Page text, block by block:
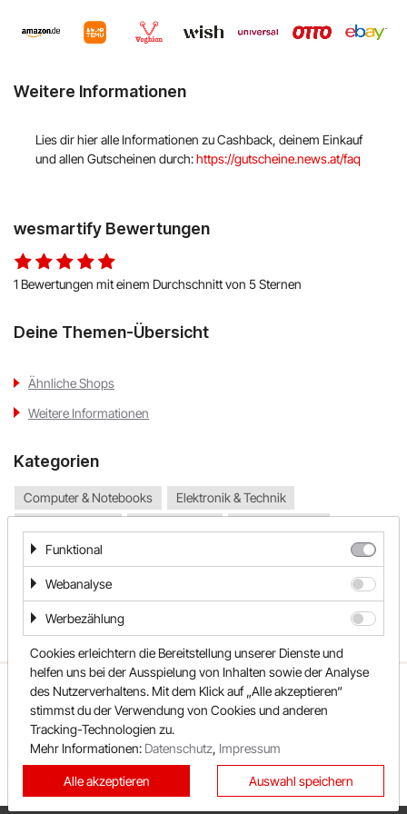
Hello Fresh
BALDUR
Universal
oeticket
HUMANIC
Peek & Cloppenburg
Lounge by Zalando
xxxLutz
BADER
Bosch Hausgeräte
EMP
CAMP DAVID & SOCCX
tink
Weitere Informationen
Lies dir hier alle Informationen zu Cashback, deinem Einkauf
und allen Gutscheinen durch:https://gutscheine.news.at/faq
wesmartify Bewertungen
1 Bewertungen mit einem Durchschnitt von 5 Sternen
Deine Themen-Übersicht
Ähnliche Shops
Weitere Informationen
Kategorien
Computer & Notebooks
Elektronik & Technik
Heimwerken & Garten
Smartphones & Tablets
ÜBER UNS UNSER TEAM
FAQ
REWARDO
KONTAKT
SHOPS
SONDERAKTIONEN
NEUESTE GUTSCHEINE
TOP GUTSCHEINE
EXKLUSIVE GUTSCHEINE
Funktional
Webanalyse
Werbezählung
Cookies erleichtern die Bereitstellung unserer Dienste und
helfen uns bei der Ausspielung von Inhalten sowie der Analyse
des Nutzerverhaltens. Mit dem Klick auf „Alle akzeptieren“
stimmst du der Verwendung von Cookies und anderen
Tracking-Technologien zu.
Mehr Informationen: Datenschutz, Impressum
Alle akzeptieren Auswahl speichern